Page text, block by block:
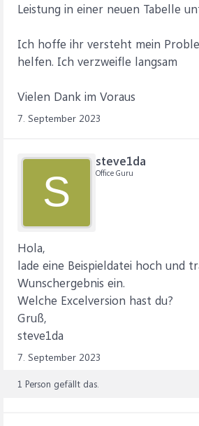
Leistung in einer neuen Tabelle
Ich hoffe ihr versteht mein
helfen. Ich verzweifle langsam
Vielen Dank im Voraus
7. September 2023
S
steve1da
Office Guru
Hola,
lade eine Beispieldatei hoch und
Wunschergebnis ein.
Welche Excelversion hast du?
Gruß,
steve1da
7. September 2023
1 Person gefällt das.